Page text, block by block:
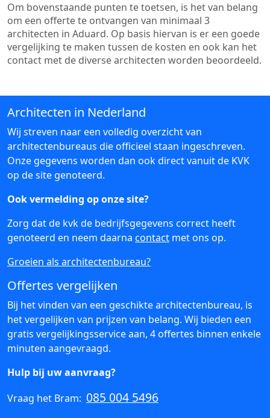
Om bovenstaande punten te toetsen, is het van belang
om een offerte te ontvangen van minimaal 3
architecten in Aduard. Op basis hiervan is er een goede
vergelijking te maken tussen de kosten en ook kan het
contact met de diverse architecten worden beoordeeld.
Architecten in Nederland
Wij streven naar een volledig overzicht van
architectenbureaus die officieel staan ingeschreven.
Onze gegevens worden dan ook direct vanuit de KVK
op de site genoteerd.
Ook vermelding op onze site?
Zorg dat de kvk de bedrijfsgegevens correct heeft
genoteerd en neem daarna contact met ons op.
Groeien als architectenbureau?
Offertes vergelijken
Bij het vinden van een geschikte architectenbureau, is
het vergelijken van prijzen van belang. Wij bieden een
gratis vergelijkingsservice aan, 4 offertes binnen enkele
minuten aangevraagd.
Hulp bij uw aanvraag?
Vraag het Bram: 085 004 5496